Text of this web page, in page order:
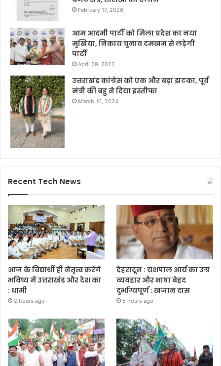
February 17, 2026
आम आदमी पार्टी को मिला प्रदेश का नया
मुखिया, निकाय चुनाव दमखम से लड़ेगी
पार्टी
April 29, 2022
उत्तराखंड कांग्रेस को एक और बड़ा झटका, पूर्व
मंत्री की बहु ने दिया इस्तीफा
March 16, 2024
Recent Tech News
आज के विद्यार्थी ही नेतृत्व करेंगे
भविष्य में उत्तराखंड और देश का
: धामी
2 hours ago
देहरादून : यशपाल आर्य का उग्र
व्यवहार और भाषा बेहद
दुर्भाग्यपूर्ण : खजान दास
5 hours ago